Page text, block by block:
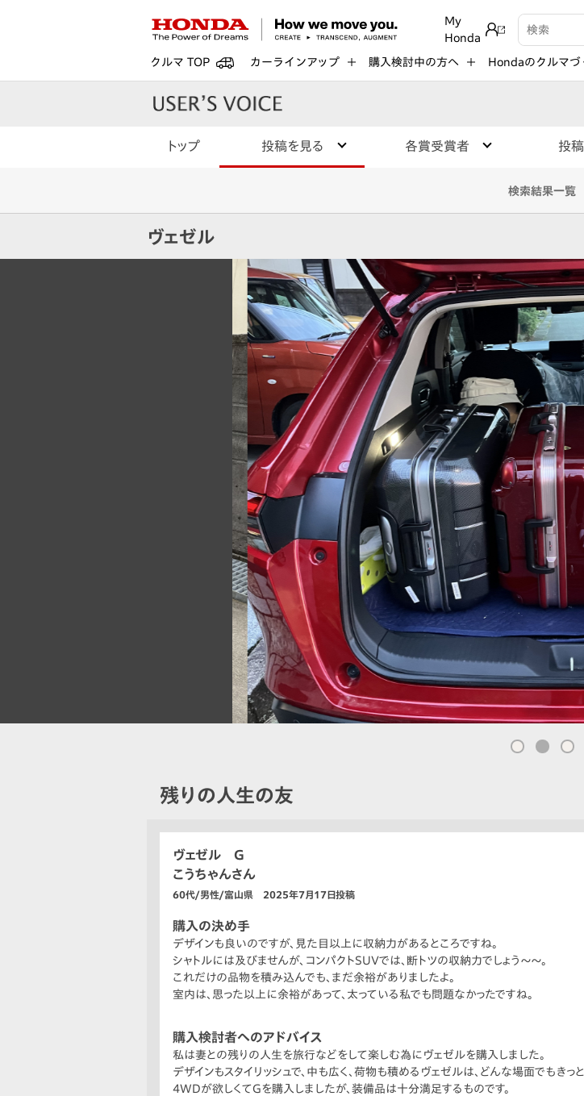
My
Honda
検索キーワ
クルマ TOP カーラインアップ 購入検討中の方へ Hondaのクルマづ
トップ 投稿を見る 各賞受賞者 投
検索結果一覧
ヴェゼル
残りの人生の友
ヴェゼル G
こうちゃんさん
60代/男性/富山県 2025年7月17日投稿
購入の決め手
デザインも良いのですが、見た目以上に収納力があるところですね。
シャトルには及びませんが、コンパクトSUVでは、断トツの収納力でしょう〜〜。
これだけの品物を積み込んでも、まだ余裕がありましたよ。
室内は、思った以上に余裕があって、太っている私でも問題なかったですね。
購入検討者へのアドバイス
私は妻との残りの人生を旅行などをして楽しむ為にヴェゼルを購入しました。
デザインもスタイリッシュで、中も広く、荷物も積めるヴェゼルは、どんな場面でもきっ
4WDが欲しくてGを購入しましたが、装備品は十分満足するものです。